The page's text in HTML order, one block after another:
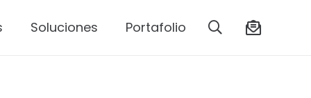
Soluciones Portafolio